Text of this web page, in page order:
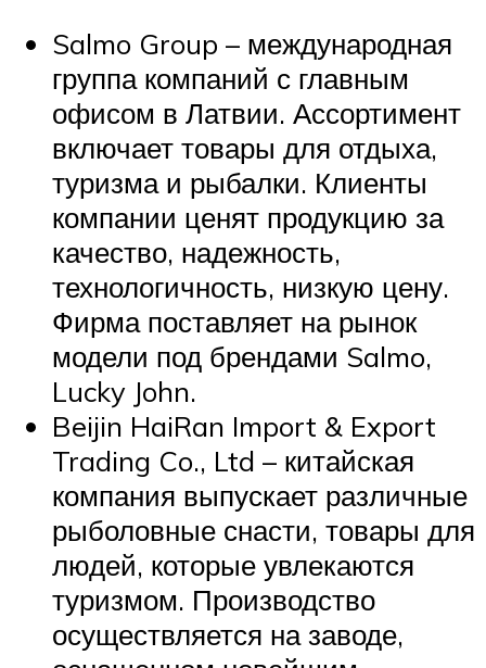
Salmo Group – международная
группа компаний с главным
офисом в Латвии. Ассортимент
включает товары для отдыха,
туризма и рыбалки. Клиенты
компании ценят продукцию за
качество, надежность,
технологичность, низкую цену.
Фирма поставляет на рынок
модели под брендами Salmo,
Lucky John.
Beijin HaiRan Import & Export
Trading Co., Ltd – китайская
компания выпускает различные
рыболовные снасти, товары для
людей, которые увлекаются
туризмом. Производство
осуществляется на заводе,